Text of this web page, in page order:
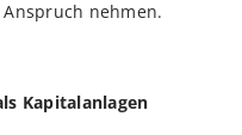
nehmen.
Kapitalanlagen